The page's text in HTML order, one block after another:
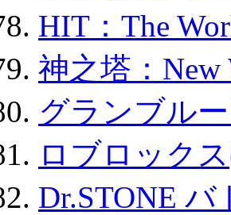
HIT：The
神之塔：New
グランブル
ロブロック
Dr.STONE